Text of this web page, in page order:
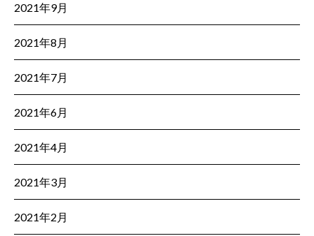
2021年9月
2021年8月
2021年7月
2021年6月
2021年4月
2021年3月
2021年2月